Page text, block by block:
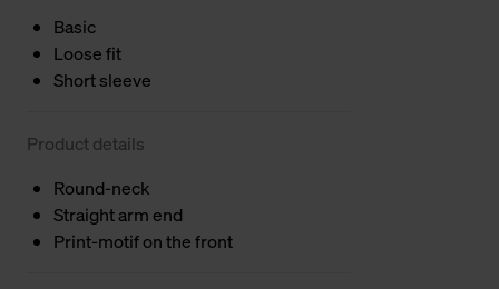
Basic
Loose fit
Short sleeve
Product details
Round-neck
Straight arm end
Print-motif on the front